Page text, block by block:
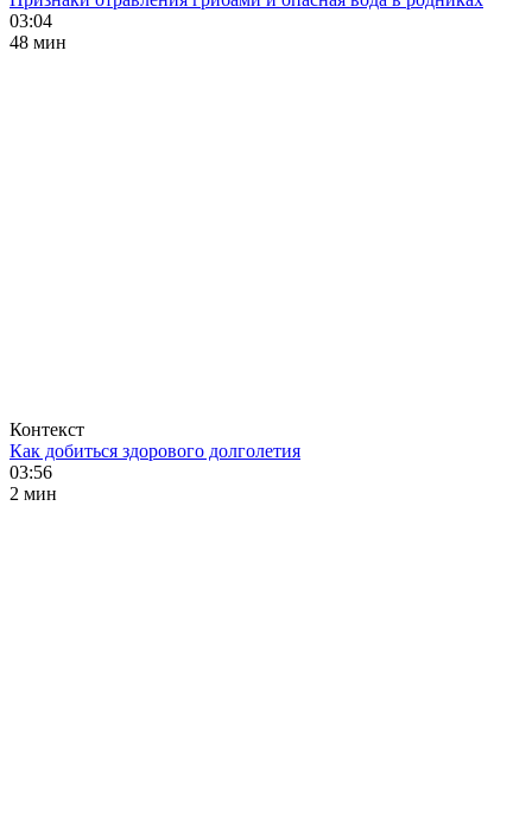
03:04
48 мин
Контекст
Как добиться здорового долголетия
03:56
2 мин